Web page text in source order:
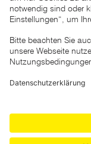
unter
Copyright